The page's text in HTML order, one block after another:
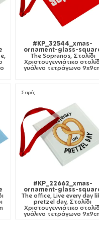
#KP_32544_xmas-
ornament-glass-
The Sopranos, Στολίδι
Χριστουγεννιάτικο
γυάλινο τετράγωνο
Σειρές
#KP_22662_xmas-
ornament-glass-
The office, Live every day
pretzel day, Στολίδι
Χριστουγεννιάτικο
γυάλινο τετράγωνο